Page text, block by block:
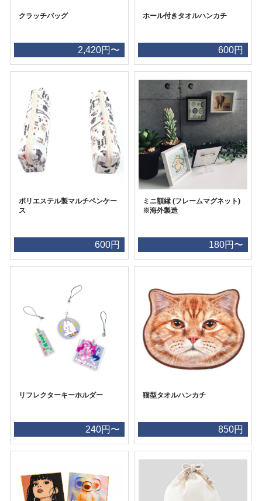
クラッチバッグ
2,420円〜
ホール付きタオルハンカチ
600円
ポリエステル製マルチペンケー
ス
600円
ミニ額縁 (フレームマグネット)
※海外製造
180円〜
リフレクターキーホルダー
240円〜
猫型タオルハンカチ
850円